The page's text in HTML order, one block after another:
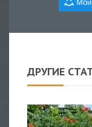
ДРУГИЕ